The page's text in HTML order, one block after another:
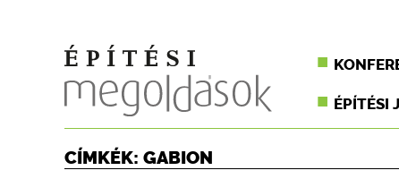
ÉPÍTÉSI
CÍMKÉK: GABION